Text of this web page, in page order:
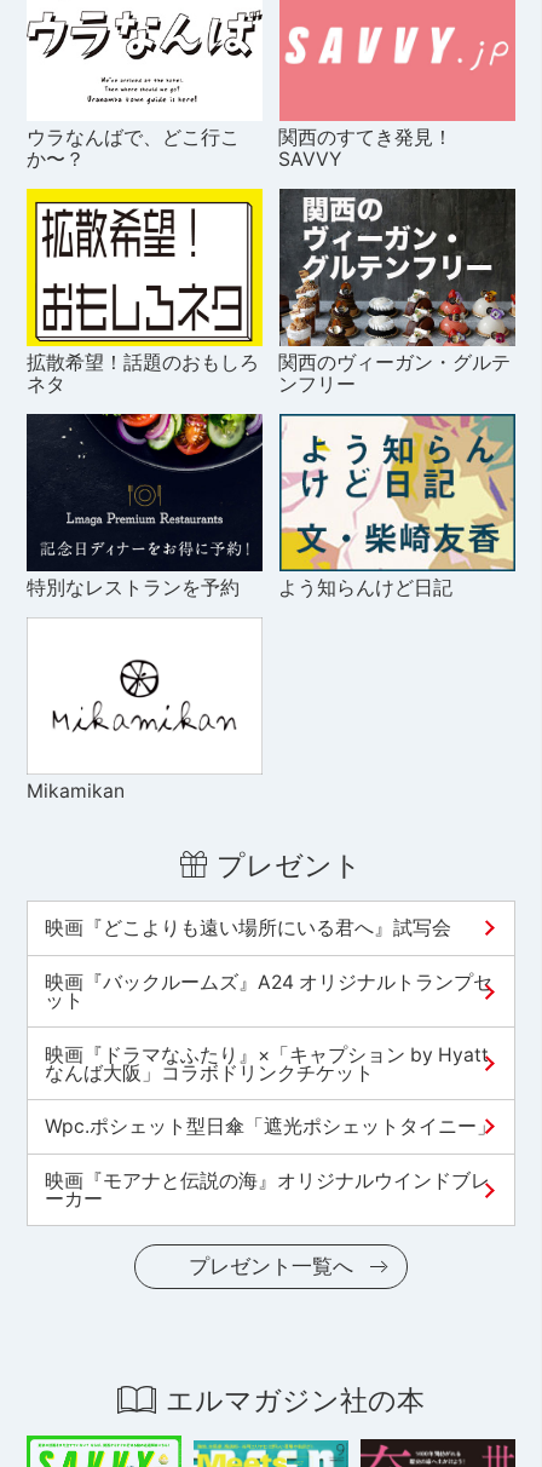
ウラなんばで、どこ行こ
か〜？
関西のすてき発見！
SAVVY
拡散希望！話題のおもしろ
ネタ
関西のヴィーガン・グルテ
ンフリー
特別なレストランを予約 よう知らんけど日記
Mikamikan
プレゼント
映画『どこよりも遠い場所にいる君へ』試写会
映画『バックルームズ』A24 オリジナルトランプセ
ット
映画『ドラマなふたり』×「キャプション by Hyatt
なんば大阪」コラボドリンクチケット
Wpc.ポシェット型日傘「遮光ポシェットタイニー」
映画『モアナと伝説の海』オリジナルウインドブレ
ーカー
プレゼント一覧へ
エルマガジン社の本